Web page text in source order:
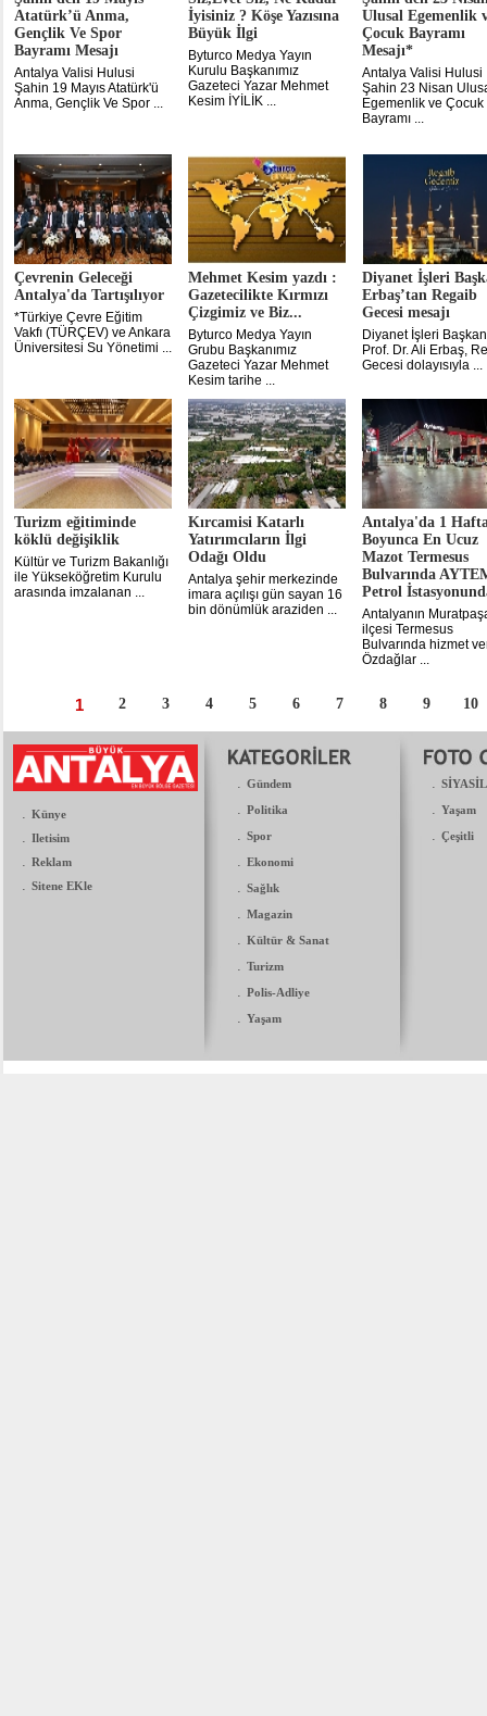
Atatürk’ü Anma,
Gençlik Ve Spor
Bayramı Mesajı
Antalya Valisi Hulusi
Şahin 19 Mayıs Atatürk'ü
Anma, Gençlik Ve Spor ...
İyisiniz ? Köşe Yazısına
Büyük İlgi
Byturco Medya Yayın
Kurulu Başkanımız
Gazeteci Yazar Mehmet
Kesim İYİLİK ...
Ulusal Egemenlik
Çocuk Bayramı
Mesajı*
Antalya Valisi Hulusi
Şahin 23 Nisan
Egemenlik ve Çocuk
Bayramı ...
Çevrenin Geleceği
Antalya'da Tartışılıyor
*Türkiye Çevre Eğitim
Vakfı (TÜRÇEV) ve Ankara
Üniversitesi Su Yönetimi ...
Mehmet Kesim yazdı :
Gazetecilikte Kırmızı
Çizgimiz ve Biz...
Byturco Medya Yayın
Grubu Başkanımız
Gazeteci Yazar Mehmet
Kesim tarihe ...
Diyanet İşleri
Erbaş’tan Regaib
Gecesi mesajı
Diyanet İşleri
Prof. Dr. Ali Erbaş,
Gecesi dolayısıyla ...
Turizm eğitiminde
köklü değişiklik
Kültür ve Turizm Bakanlığı
ile Yükseköğretim Kurulu
arasında imzalanan ...
Kırcamisi Katarlı
Yatırımcıların İlgi
Odağı Oldu
Antalya şehir merkezinde
imara açılışı gün sayan 16
bin dönümlük araziden ...
Antalya'da 1
Boyunca En Ucuz
Mazot Termesus
Bulvarında
Petrol
Antalyanın
ilçesi Termesus
Bulvarında hizmet
Özdağlar ...
1 2 3 4 5 6 7 8 9 10
. Künye
. Iletisim
. Reklam
. Sitene EKle
. Gündem
. Politika
. Spor
. Ekonomi
. Sağlık
. Magazin
. Kültür & Sanat
. Turizm
. Polis-Adliye
. Yaşam
.
. Yaşam
. Çeşitli